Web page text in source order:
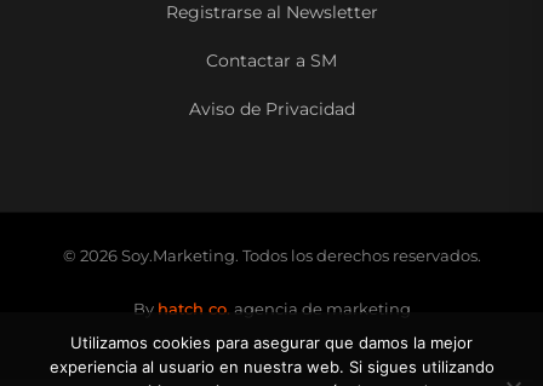
Registrarse al Newsletter
Contactar a SM
Aviso de Privacidad
© 2026 Soy.Marketing. Todos los derechos reservados.
By hatch co. agencia de marketing
Utilizamos cookies para asegurar que damos la mejor
experiencia al usuario en nuestra web. Si sigues utilizando